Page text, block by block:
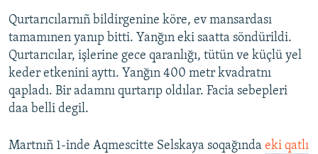
Qurtarıcılarnıñ bildirgenine köre, ev mansardası
tamamınen yanıp bitti. Yanğın eki saatta söndürildi.
Qurtarıcılar, işlerine gece qaranlığı, tütün ve küçlü yel
keder etkenini ayttı. Yanğın 400 metr kvadratnı
qapladı. Bir adamnı qurtarıp oldılar. Facia sebepleri
daa belli degil.
Martnıñ 1-inde Aqmescitte Selskaya soqağında eki qatlı